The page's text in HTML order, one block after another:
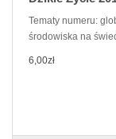
Tematy numeru:
środowiska na
6,00zł